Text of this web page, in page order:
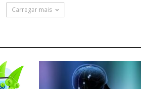
Carregar mais